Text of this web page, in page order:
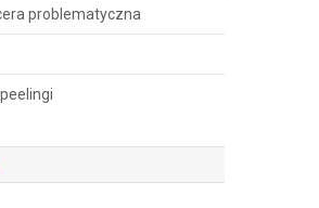
problematyczna